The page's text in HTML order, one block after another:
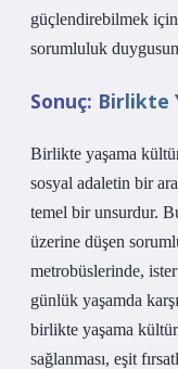
güçlendirebilmek
sorumluluk
Sonuç: Birlikte
Birlikte yaşama
sosyal adaletin bir
temel bir unsurdur.
üzerine düşen
metrobüslerinde,
günlük yaşamda
birlikte yaşama
sağlanması, eşit